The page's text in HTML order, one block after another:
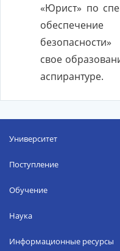
«Юрист» по
свое
аспирантуре.
Университет
Поступление
Обучение
Наука
Информационные ресурсы